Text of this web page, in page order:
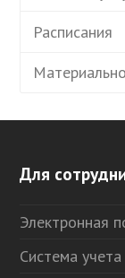
Расписания
Для
Электронная
Система